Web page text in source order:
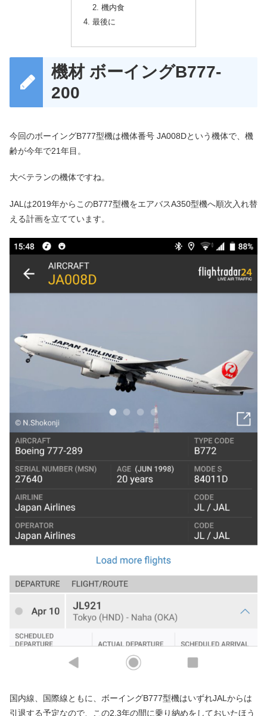
機内食
最後に
機材 ボーイングB777-
200
今回のボーイングB777型機は機体番号 JA008Dという機体で、機
齢が今年で21年目。
大ベテランの機体ですね。
JALは2019年からこのB777型機をエアバスA350型機へ順次入れ替
える計画を立てています。
国内線、国際線ともに、ボーイングB777型機はいずれJALからは
引退する予定なので、この2,3年の間に乗り納めをしておいたほう